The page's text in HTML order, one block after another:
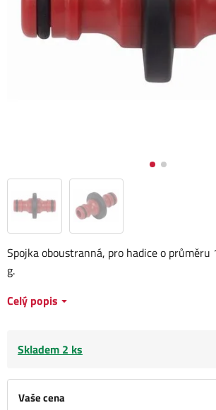
Vaše cena
Spojka oboustranná, pro hadice o
g.
Celý popis
Skladem 2 ks